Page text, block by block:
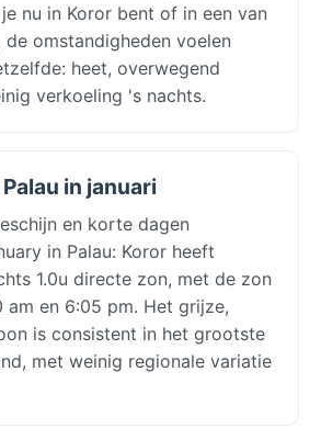
nu in Koror bent of in een van
omstandigheden voelen
heet, overwegend
verkoeling 's nachts.
in januari
en korte dagen
in Palau: Koror heeft
1.0u directe zon, met de zon
am en 6:05 pm. Het grijze,
is consistent in het grootste
met weinig regionale variatie